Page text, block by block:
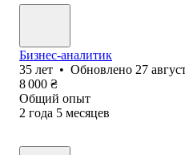
Бизнес-аналитик
35 лет • Обновлено 27
8 000 ₴
Общий опыт
2 года 5 месяцев